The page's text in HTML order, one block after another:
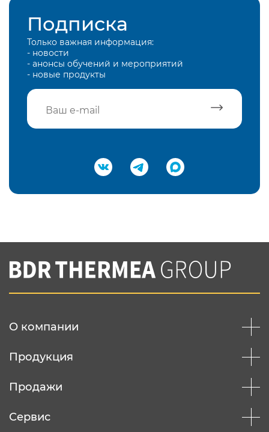
Подписка
Только важная информация:
- новости
- анонсы обучений и мероприятий
- новые продукты
Подтвердить e-mail
Вы соглашаетесь с нашей политикой
конфеденциальности
О компании
Продукция
Продажи
Сервис